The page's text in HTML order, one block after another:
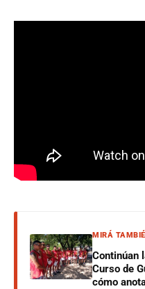
MIRÁ
Continúan
Curso de
cómo